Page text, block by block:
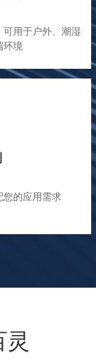
可用于户外、潮湿
环境
您的应用需求